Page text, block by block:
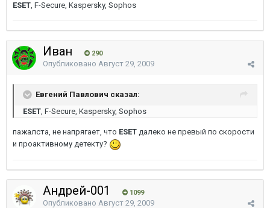
ESET, F-Secure, Kaspersky, Sophos
Иван 290
Опубликовано Август 29, 2009
Евгений Павлович сказал:
ESET, F-Secure, Kaspersky, Sophos
пажалста, не напрягает, что ESET далеко не превый по скорости
и проактивному детекту?
Андрей-001 1099
Опубликовано Август 29, 2009